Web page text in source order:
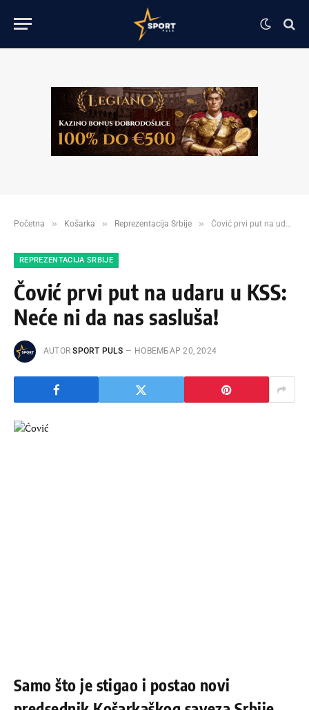
Početna » Košarka » Reprezentacija Srbije » Čović prvi put na udaru u KSS: Neće ni da nas sasluša!
REPREZENTACIJA SRBIJE
Čović prvi put na udaru u KSS:
Neće ni da nas sasluša!
AUTOR SPORT PULS НОВЕМБАР 20, 2024
Samo što je stigao i postao novi